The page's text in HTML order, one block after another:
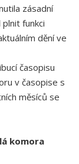
zásadní
funkci
dění ve
časopisu
v časopise s
měsíců se
komora